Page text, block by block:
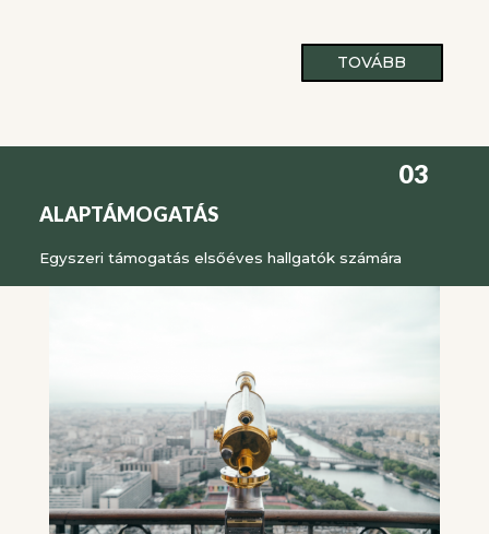
TOVÁBB
03
ALAPTÁMOGATÁS
Egyszeri támogatás elsőéves hallgatók számára